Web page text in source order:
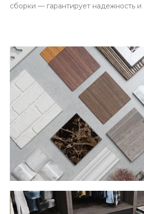
сборки — гарантирует надежность и